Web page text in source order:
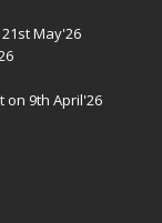
May'26
on 9th April'26